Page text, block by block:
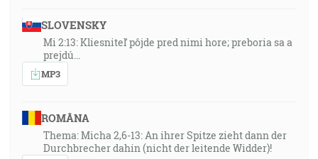
SLOVENSKY
Mi 2:13: Kliesniteľ pôjde pred nimi hore; preboria sa a
prejdú…
MP3
ROMÂNA
Thema: Micha 2,6-13: An ihrer Spitze zieht dann der
Durchbrecher dahin (nicht der leitende Widder)!